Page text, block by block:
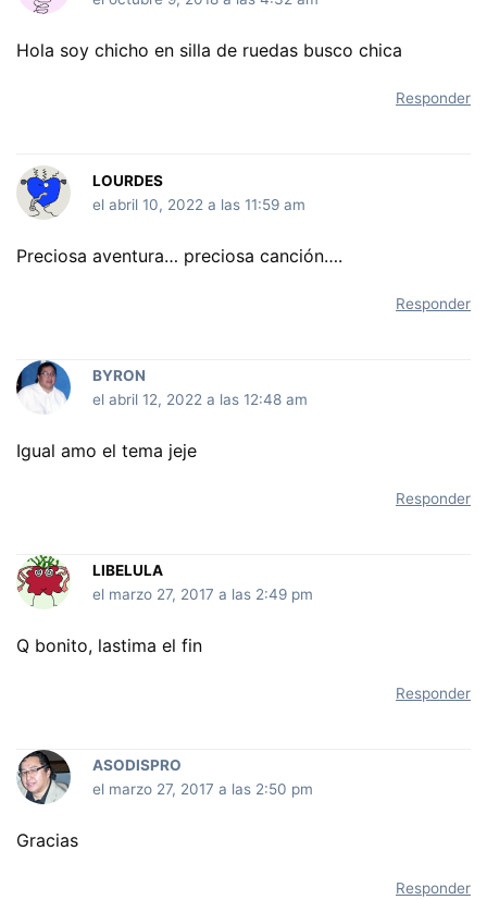
Hola soy chicho en silla de ruedas busco chica
Responder
LOURDES
el abril 10, 2022 a las 11:59 am
Preciosa aventura… preciosa canción….
Responder
BYRON
el abril 12, 2022 a las 12:48 am
Igual amo el tema jeje
Responder
LIBELULA
el marzo 27, 2017 a las 2:49 pm
Q bonito, lastima el fin
Responder
ASODISPRO
el marzo 27, 2017 a las 2:50 pm
Gracias
Responder